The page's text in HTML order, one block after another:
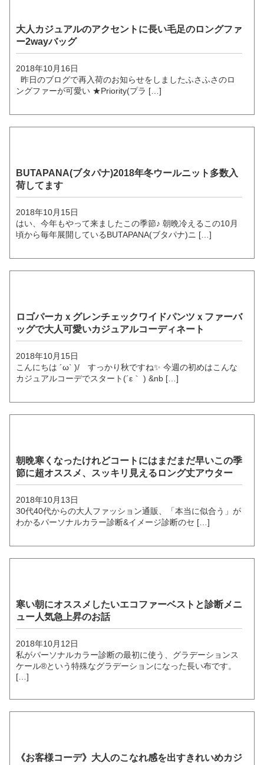
大人カジュアルのアクセントに長い毛足のロングファ
ー2wayバッグ
2018年10月16日
昨日のブログで再入荷のお知らせをしましたふさふさのロ
ングファーが可愛い ★Priority(プラ […]
BUTAPANA(ブタパナ)2018年冬ウールニット多数入
荷してます
2018年10月15日
はい、今年もやって来ましたこの季節♪ 朝晩冷えるこの10月
頃から毎年展開しているBUTAPANA(ブタパナ)ニ […]
ロゴパーカｘグレンチェックワイドパンツｘファーバ
ッグで大人可愛いカジュアルコーディネート
2018年10月15日
こんにちは ´ω` )/ すっかり秋ですね✨ 今週の初めはこんな
カジュアルコーデでスタート(´ε｀ ) &nb […]
朝晩寒くなったけれどコートにはまだまだ早いこの季
節に超オススメ、スッキリ見えるロング丈アウター
2018年10月13日
30代40代からの大人ファッション通販、「本当に似合う」が
わかるパーソナルカラー診断&イメージ診断のセ […]
寒い朝にオススメしたいエコファーベストと診断メニ
ュー人気急上昇のお話
2018年10月12日
私がパーソナルカラー診断の最初に使う、グラデーションス
ケール®という特殊なグラデーションになった長い布です。
[…]
《お客様コーデ》大人のこなれ感を出すきれいめカジ